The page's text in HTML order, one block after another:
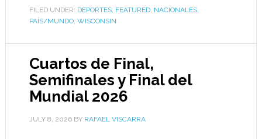
FILED UNDER: DEPORTES, FEATURED, NACIONALES,
PAÍS/MUNDO, WISCONSIN
Cuartos de Final,
Semifinales y Final del
Mundial 2026
JULY 8, 2026BY RAFAEL VISCARRA